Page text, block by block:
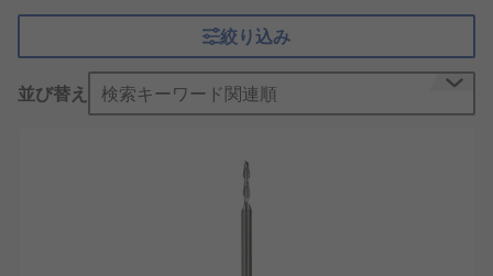
あります。 スクエアショルダカッターには、さまざ
まな直径、 長さと形状のオプションが用意されてお
り、使用後や破損時に簡単に交換できるように設計
されています。
スクエアショルダミルの代表的な
絞り込み
並び替え 検索キーワード関連順